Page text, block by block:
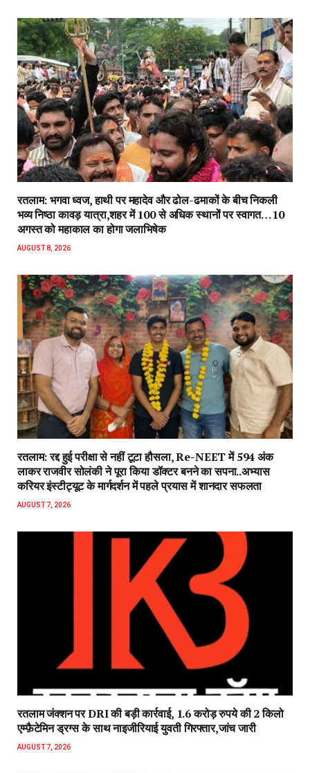
रतलाम: भगवा ध्वज, हाथी पर महादेव और ढोल-ढमाकों के बीच निकली
भव्य निष्ठा कावड़ यात्रा,शहर में 100 से अधिक स्थानों पर स्वागत…10
अगस्त को महाकाल का होगा जलाभिषेक
AUGUST 8, 2026
रतलाम: रद्द हुई परीक्षा से नहीं टूटा हौसला, Re-NEET में 594 अंक
लाकर राजवीर सोलंकी ने पूरा किया डॉक्टर बनने का सपना..अभ्यास
करियर इंस्टीट्यूट के मार्गदर्शन में पहले प्रयास में शानदार सफलता
AUGUST 7, 2026
रतलाम जंक्शन पर DRI की बड़ी कार्रवाई, 1.6 करोड़ रुपये की 2 किलो
एम्फ़ैटेमिन ड्रग्स के साथ नाइजीरियाई युवती गिरफ्तार,जांच जारी
AUGUST 7, 2026